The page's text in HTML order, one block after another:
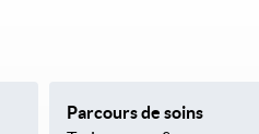
Parcours de soins